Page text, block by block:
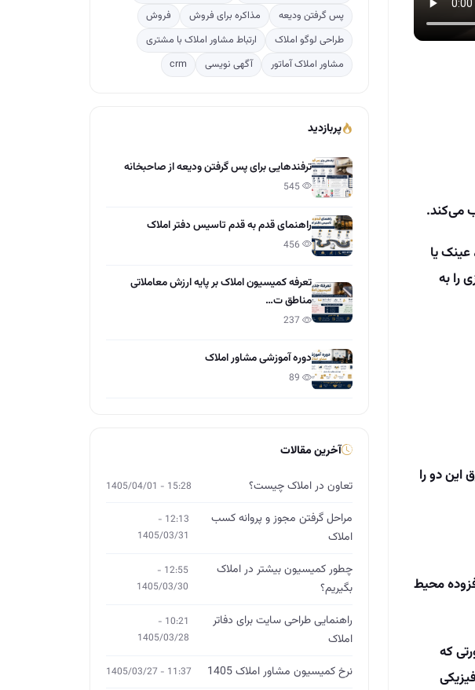
می‌کند.
یا
را به
این دو را
محیط
که
پس گرفتن ودیعه
مذاکره برای فروش
فروش
طراحی لوگو املاک
ارتباط مشاور املاک با مشتری
مشاور املاک آماتور
آگهی نویسی crm
پربازدید
ترفندهایی برای پس گرفتن ودیعه از صاحبخانه
راهنمای قدم به قدم تاسیس دفتر املاک
تعرفه کمیسیون املاک بر پایه ارزش معاملاتی
مناطق ت…
دوره آموزشی مشاور املاک
آخرین مقالات
تعاون در املاک چیست؟ 15:28 - 1405/04/01
مراحل گرفتن مجوز و پروانه کسب
املاک
12:13 -
1405/03/31
چطور کمیسیون بیشتر در املاک
بگیریم؟
12:55 -
1405/03/30
راهنمایی طراحی سایت برای دفاتر
املاک
10:21 -
1405/03/28
نرخ کمیسیون مشاور املاک 1405 11:37 - 1405/03/27